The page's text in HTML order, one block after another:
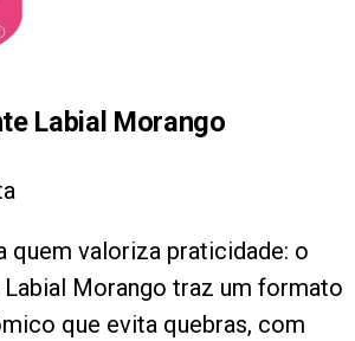
Labial Morango
quem valoriza praticidade: o
Morango traz um formato
que evita quebras, com